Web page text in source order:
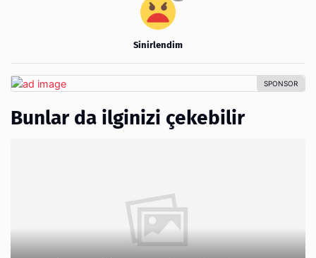
Sinirlendim
Bunlar da ilginizi çekebilir